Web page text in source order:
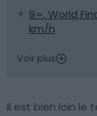
9=. World
km/h
Voir plus
Il est bien loin le